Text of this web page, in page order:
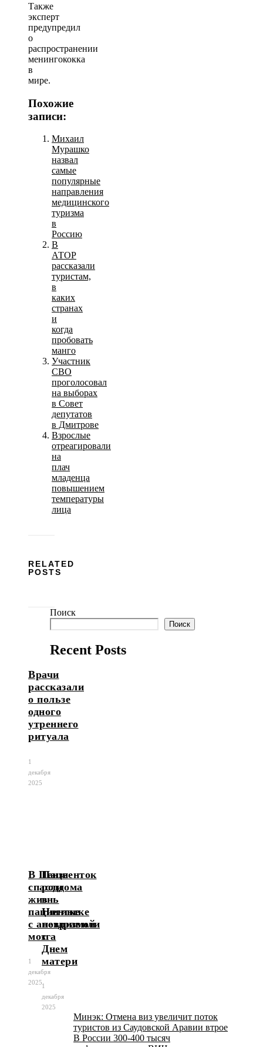
Также
эксперт
предупредил
о
распространении
менингококка
в
мире.
Похожие
записи:
Михаил
Мурашко
назвал
самые
популярные
направления
медицинского
туризма
в
Россию
В
АТОР
рассказали
туристам,
в
каких
странах
и
когда
пробовать
манго
Участник
СВО
проголосовал
на выборах
в Совет
депутатов
в Дмитрове
Взрослые
отреагировали
на
плач
младенца
повышением
температуры
лица
RELATED
POSTS
Врачи
рассказали
о пользе
одного
утреннего
ритуала
1
декабря
2025
В Пензе
спасли
жизнь
пациентке
с аневризмой
мозга
1
декабря
2025
Пациенток
роддома
в
Ногинске
поздравили
с
Днем
матери
1
декабря
2025
Поиск
Поиск
Recent Posts
Минэк: Отмена виз увеличит поток
туристов из Саудовской Аравии втрое
В России 300-400 тысяч